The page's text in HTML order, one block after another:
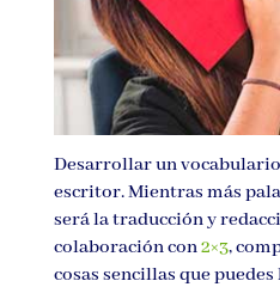
Desarrollar un
escritor. Mientras más
será la traducción y
colaboración con2×3,
cosas sencillas que